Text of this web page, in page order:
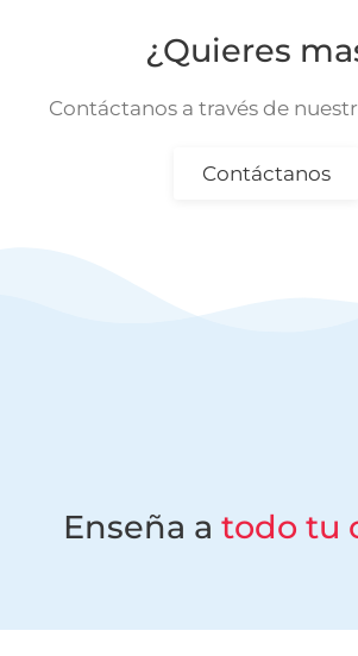
¿Quieres
Contáctanos a través de
Contáctanos
Enseña a todo tu